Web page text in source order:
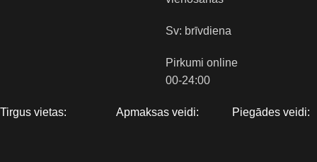
Sv: brīvdiena
Pirkumi online
00-24:00
Apmaksas veidi: Piegādes veidi:
Tirgus vietas: